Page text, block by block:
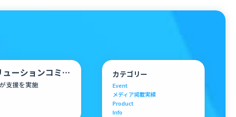
ーションコミ
支援を実施
カテゴリー
Event
メディア掲載実績
Product
Info